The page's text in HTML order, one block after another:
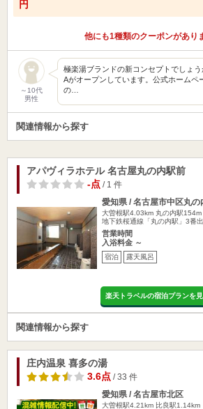
円
他にも1種類のクーポンがあり
～10代
男性
極楽湯ブランドの新コンセプトでしょ
Aがオープンしています。公式ホームペ
の…
関連情報から探す
アパヴィラホテル 名古屋丸の内駅前
-点/ 1 件
愛知県 / 名古屋市中区丸の
大曽根駅4.03km 丸の内駅154m
地下鉄桜通線「丸の内駅」3番
営業時間
入浴料金 ～
宿泊 露天風呂
楽天トラベルの宿泊プランを
関連情報から探す
庄内温泉 喜多の湯
3.6点/ 33 件
愛知県 / 名古屋市北区
大曽根駅4.21km 比良駅1.14km